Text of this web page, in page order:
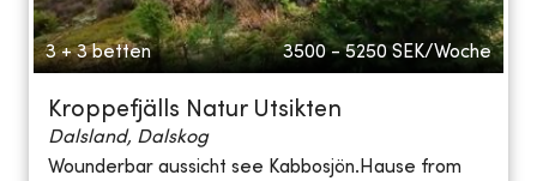
3 + 3 betten 3500 - 5250 SEK/Woche
Kroppefjälls Natur Utsikten
Dalsland, Dalskog
Wounderbar aussicht see Kabbosjön.Hause from